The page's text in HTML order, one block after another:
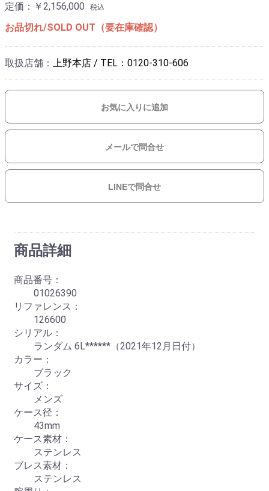
定価：￥2,156,000 税込
お品切れ/SOLD OUT（要在庫確認）
取扱店舗： 上野本店 / TEL：0120-310-606
お気に入りに追加
メールで問合せ
LINEで問合せ
商品詳細
商品番号：
01026390
リファレンス：
126600
シリアル：
ランダム 6L******（2021年12月日付）
カラー：
ブラック
サイズ：
メンズ
ケース径：
43mm
ケース素材：
ステンレス
ブレス素材：
ステンレス